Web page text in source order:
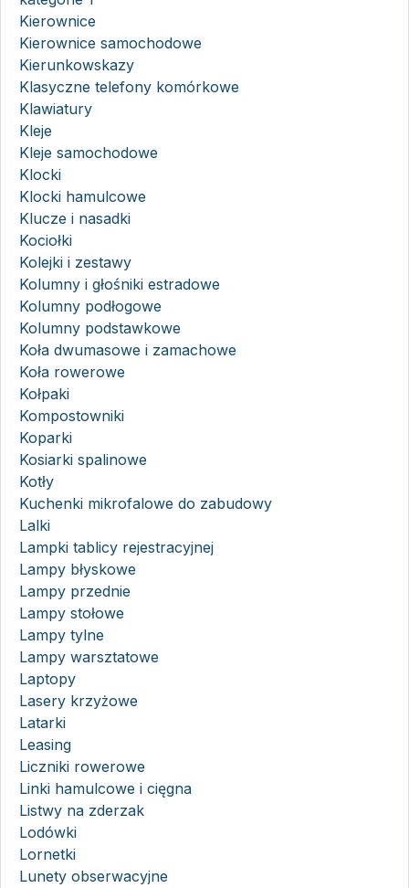
Kierownice
Kierownice samochodowe
Kierunkowskazy
Klasyczne telefony komórkowe
Klawiatury
Kleje
Kleje samochodowe
Klocki
Klocki hamulcowe
Klucze i nasadki
Kociołki
Kolejki i zestawy
Kolumny i głośniki estradowe
Kolumny podłogowe
Kolumny podstawkowe
Koła dwumasowe i zamachowe
Koła rowerowe
Kołpaki
Kompostowniki
Koparki
Kosiarki spalinowe
Kotły
Kuchenki mikrofalowe do zabudowy
Lalki
Lampki tablicy rejestracyjnej
Lampy błyskowe
Lampy przednie
Lampy stołowe
Lampy tylne
Lampy warsztatowe
Laptopy
Lasery krzyżowe
Latarki
Leasing
Liczniki rowerowe
Linki hamulcowe i cięgna
Listwy na zderzak
Lodówki
Lornetki
Lunety obserwacyjne